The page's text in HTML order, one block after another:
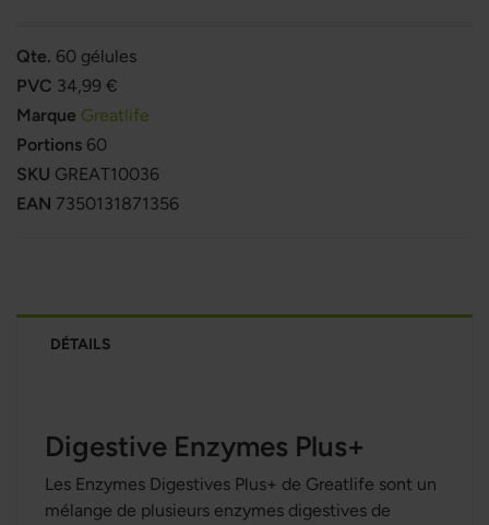
Qte. 60 gélules
PVC 34,99 €
Marque Greatlife
Portions 60
SKU GREAT10036
EAN 7350131871356
DÉTAILS
Digestive Enzymes Plus+
Les Enzymes Digestives Plus+ de Greatlife sont un
mélange de plusieurs enzymes digestives de